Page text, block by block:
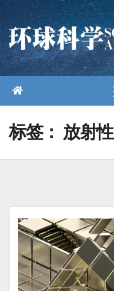
跳
至
内
容
标签： 放射性